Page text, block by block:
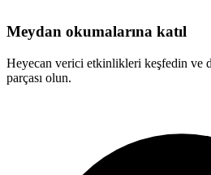
Meydan okumalarına katıl
Heyecan verici etkinlikleri keşfedin ve
parçası olun.